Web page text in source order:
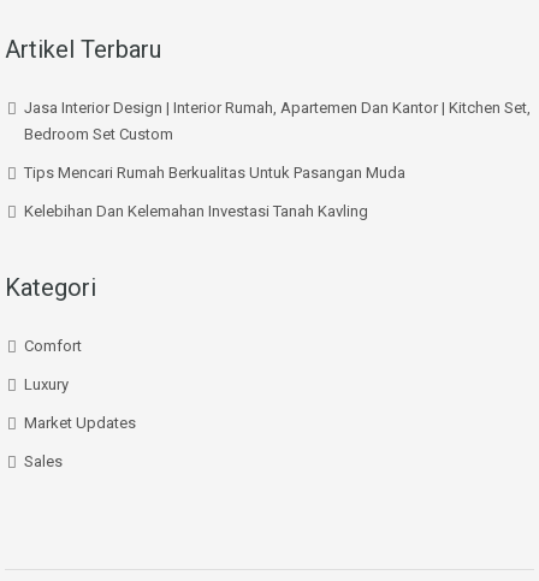
Artikel Terbaru
Jasa Interior Design | Interior Rumah, Apartemen Dan Kantor | Kitchen Set,
Bedroom Set Custom
Tips Mencari Rumah Berkualitas Untuk Pasangan Muda
Kelebihan Dan Kelemahan Investasi Tanah Kavling
Kategori
Comfort
Luxury
Market Updates
Sales